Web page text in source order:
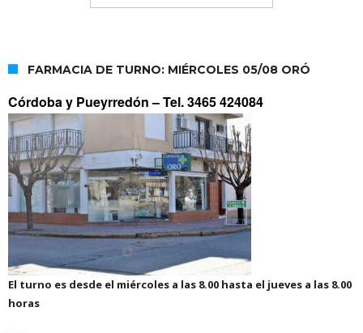
FARMACIA DE TURNO: MIÉRCOLES 05/08 ORÓ
Córdoba y Pueyrredón –Tel. 3465 424084
El turno es desde el miércoles a las 8.00 hasta el jueves a las 8.00
horas